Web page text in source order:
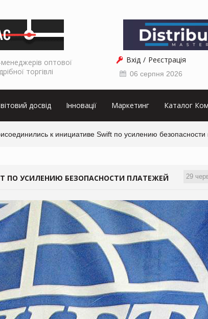
оптової
торгівлі
Вхід Реєстрація
06 серпня 2026
досвід Інновації Маркетинг Каталог
к инициативе Swift по усилению безопасности
29
ПО УСИЛЕНИЮ БЕЗОПАСНОСТИ ПЛАТЕЖЕЙ